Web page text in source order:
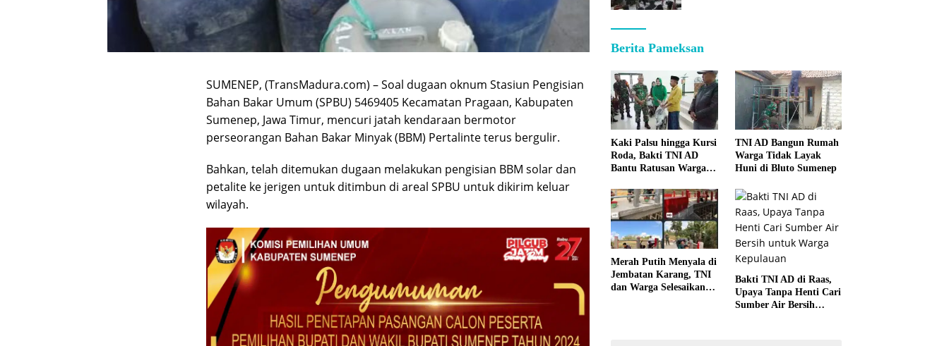
SUMENEP, (TransMadura.com) – Soal dugaan oknum Stasiun Pengisian
Bahan Bakar Umum (SPBU) 5469405 Kecamatan Pragaan, Kabupaten
Sumenep, Jawa Timur, mencuri jatah kendaraan bermotor
perseorangan Bahan Bakar Minyak (BBM) Pertalinte terus bergulir.
Bahkan, telah ditemukan dugaan melakukan pengisian BBM solar dan
petalite ke jerigen untuk ditimbun di areal SPBU untuk dikirim keluar
wilayah.
Berita Pameksan
Kaki Palsu hingga Kursi
Roda, Bakti TNI AD
Bantu Ratusan Warga
TNI AD Bangun Rumah
Warga Tidak Layak
Huni di Bluto Sumenep
Merah Putih Menyala di
Jembatan Karang, TNI
dan Warga Selesaikan
Bakti TNI AD di Raas,
Upaya Tanpa Henti Cari
Sumber Air Bersih